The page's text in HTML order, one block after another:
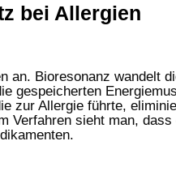
bei Allergien
an. Bioresonanz wandelt
gespeicherten
zur Allergie führte,
Verfahren sieht man,